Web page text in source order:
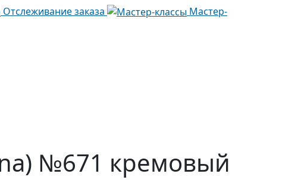
Отслеживание заказа
Мастер-
№671 кремовый